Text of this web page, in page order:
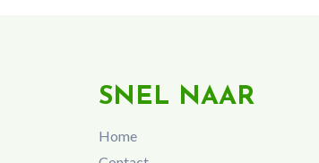
SNEL NAAR
Home